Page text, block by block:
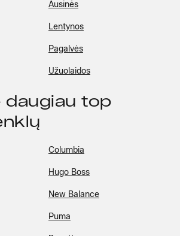
Ausinės
Lentynos
Pagalvės
Užuolaidos
daugiau top
Columbia
Hugo Boss
New Balance
Puma